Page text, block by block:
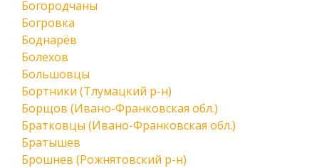
Богородчаны
Богровка
Боднарёв
Болехов
Большовцы
Бортники (Тлумацкий р-н)
Борщов (Ивано-Франковская обл.)
Братковцы (Ивано-Франковская обл.)
Братышев
Брошнев (Рожнятовский р-н)